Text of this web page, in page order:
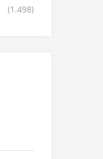
(1.498)